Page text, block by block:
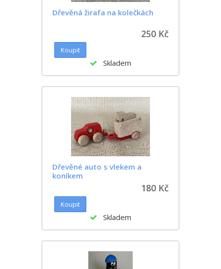
Dřevěná žirafa na kolečkách
250 Kč
Skladem
Dřevěné auto s vlekem a
koníkem
180 Kč
Skladem